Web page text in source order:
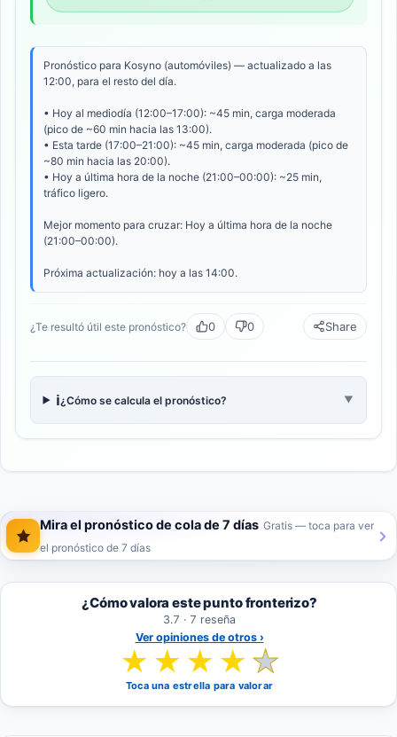
Pronóstico para Kosyno (automóviles) — actualizado a las
12:00, para el resto del día.
• Hoy al mediodía (12:00–17:00): ~45 min, carga moderada
(pico de ~60 min hacia las 13:00).
• Esta tarde (17:00–21:00): ~45 min, carga moderada (pico de
~80 min hacia las 20:00).
• Hoy a última hora de la noche (21:00–00:00): ~25 min,
tráfico ligero.
Mejor momento para cruzar: Hoy a última hora de la noche
(21:00–00:00).
Próxima actualización: hoy a las 14:00.
¿Te resultó útil este pronóstico? 0 0 Share
ℹ️¿Cómo se calcula el pronóstico? ▼
Mira el pronóstico de cola de 7 días Gratis — toca para ver
el pronóstico de 7 días
¿Cómo valora este punto fronterizo?
3.7 · 7 reseña
Ver opiniones de otros ›
★ ★ ★ ★ ★
Toca una estrella para valorar